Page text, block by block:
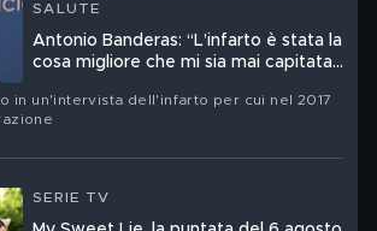
SALUTE
Antonio Banderas: “L’infarto è stata la
cosa migliore che mi sia mai capitata
in un'intervista dell'infarto per cui nel 2017
SERIE TV